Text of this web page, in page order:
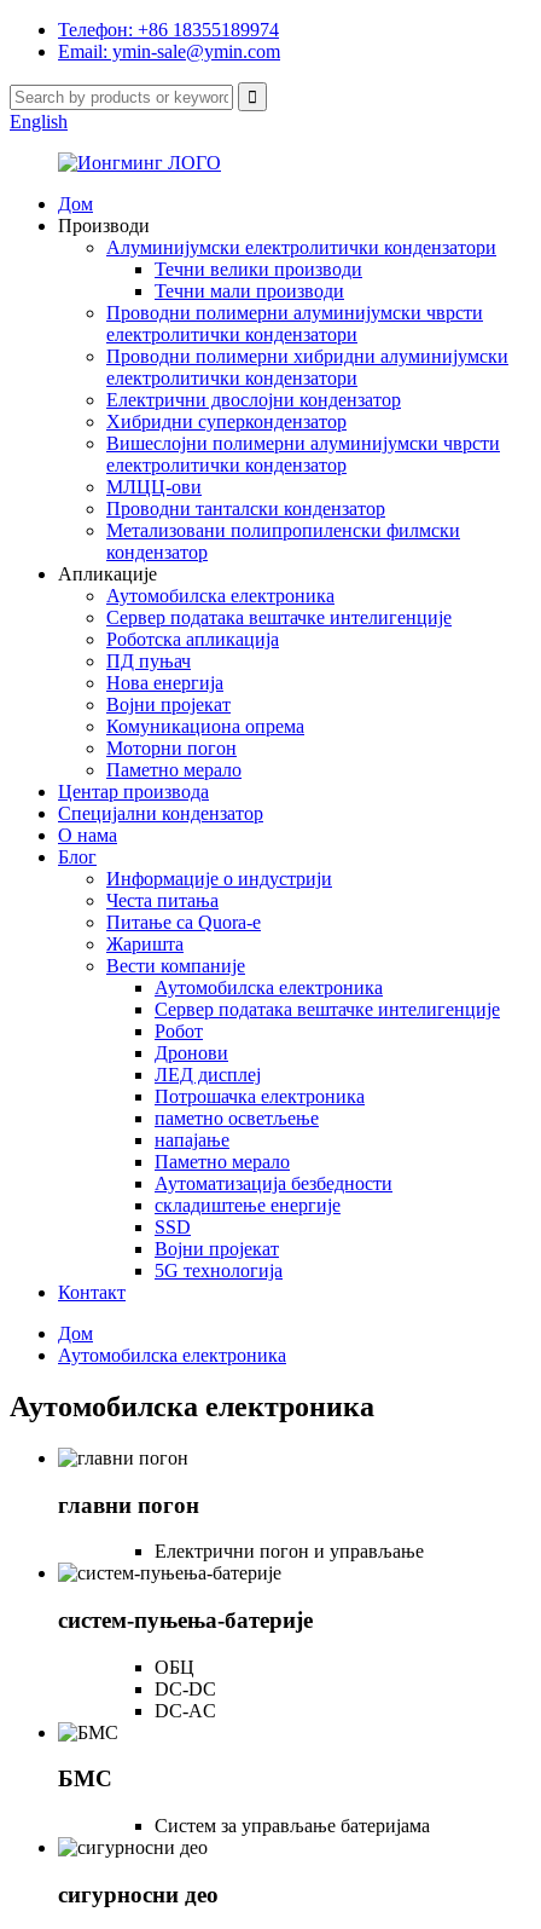
Телефон: +86 18355189974
Email: ymin-sale@ymin.com
English
Дом
Производи
Алуминијумски електролитички кондензатори
Течни велики производи
Течни мали производи
Проводни полимерни алуминијумски чврсти
електролитички кондензатори
Проводни полимерни хибридни алуминијумски
електролитички кондензатори
Електрични двослојни кондензатор
Хибридни суперкондензатор
Вишеслојни полимерни алуминијумски чврсти
електролитички кондензатор
МЛЦЦ-ови
Проводни танталски кондензатор
Метализовани полипропиленски филмски
кондензатор
Апликације
Аутомобилска електроника
Сервер података вештачке интелигенције
Роботска апликација
ПД пуњач
Нова енергија
Војни пројекат
Комуникациона опрема
Моторни погон
Паметно мерало
Центар производа
Специјални кондензатор
О нама
Блог
Информације о индустрији
Честа питања
Питање са Quora-е
Жаришта
Вести компаније
Аутомобилска електроника
Сервер података вештачке интелигенције
Робот
Дронови
ЛЕД дисплеј
Потрошачка електроника
паметно осветљење
напајање
Паметно мерало
Аутоматизација безбедности
складиштење енергије
SSD
Војни пројекат
5G технологија
Контакт
Дом
Аутомобилска електроника
Аутомобилска електроника
главни погон
Електрични погон и управљање
систем-пуњења-батерије
ОБЦ
DC-DC
DC-AC
БМС
Систем за управљање батеријама
сигурносни део